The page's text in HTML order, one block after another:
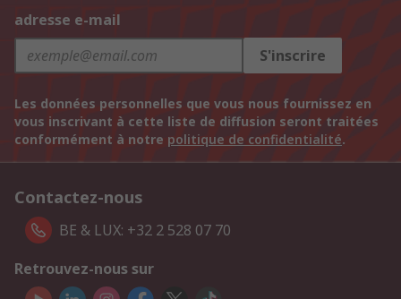
adresse e-mail
S'inscrire
Les données personnelles que vous nous fournissez en
vous inscrivant à cette liste de diffusion seront traitées
conformément à notre politique de confidentialité.
Contactez-nous
BE & LUX: +32 2 528 07 70
Retrouvez-nous sur